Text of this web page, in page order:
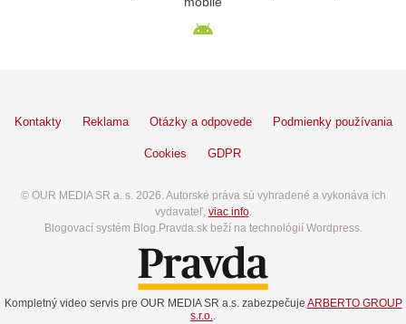
Kontakty Reklama Otázky a odpovede Podmienky používania
Cookies GDPR
© OUR MEDIA SR a. s. 2026. Autorské práva sú vyhradené a vykonáva ich
vydavateľ, viac info.
Blogovací systém Blog.Pravda.sk beží na technológií Wordpress.
Kompletný video servis pre OUR MEDIA SR a.s. zabezpečuje ARBERTO GROUP
s.r.o.